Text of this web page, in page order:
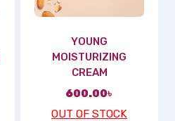
YOUNG
MOISTURIZING
CREAM
600.00৳
OUT OF STOCK